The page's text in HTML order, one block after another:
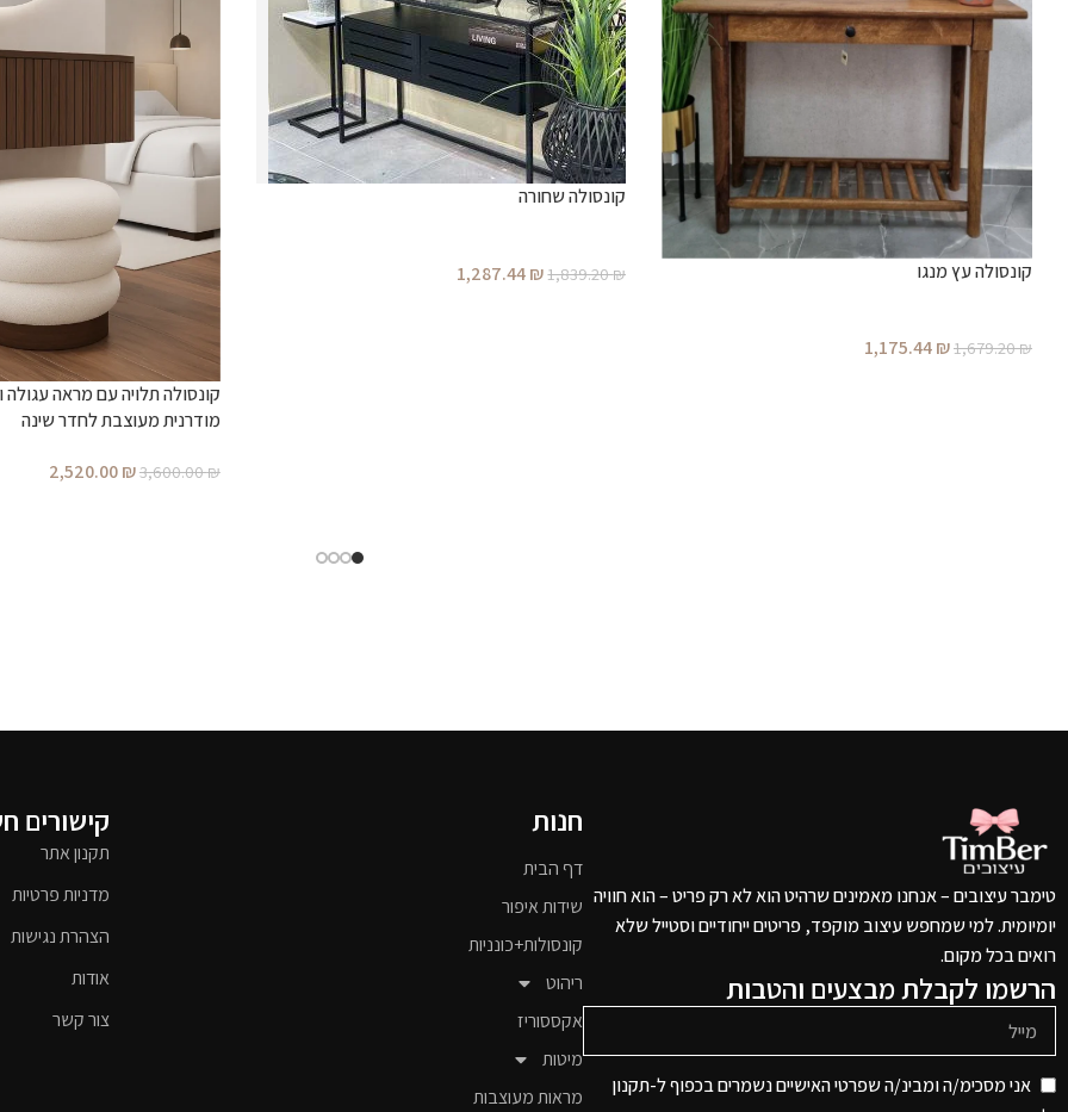
קונסולה עץ מנגו
1,679.20₪
1,175.44₪
קונסולה שחורה
1,839.20₪
1,287.44₪
קונסולה תלויה עם מראה עגולה
מודרנית מעוצבת לחדר שינה
3,600.00₪
2,520.00₪
טימבר עיצובים – אנחנו מאמינים שרהיט הוא לא רק פריט – הוא חוויה
יומיומית. למי שמחפש עיצוב מוקפד, פריטים ייחודיים וסטייל שלא
רואים בכל מקום.
הרשמו לקבלת מבצעים והטבות
אני מסכימ/ה ומבינ/ה שפרטי האישיים נשמרים בכפוף ל-תקנון
חנות
דף הבית
שידות איפור
קונסולות+כונניות
ריהוט
אקססוריז
מיטות
מראות מעוצבות
קישורים
תקנון אתר
מדניות פרטיות
הצהרת נגישות
אודות
צור קשר